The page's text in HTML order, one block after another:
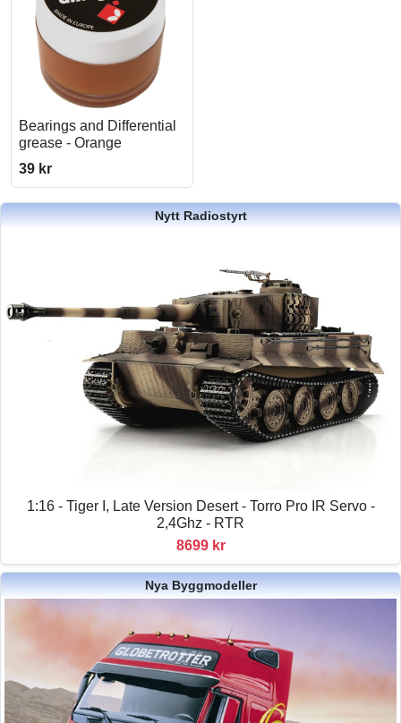
Bearings and Differential
grease - Orange
39 kr
Nytt Radiostyrt
1:16 - Tiger I, Late Version Desert - Torro Pro IR Servo -
2,4Ghz - RTR
8699 kr
Nya Byggmodeller